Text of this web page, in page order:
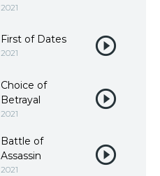
2021
First of Dates
2021
Choice of
Betrayal
2021
Battle of
Assassin
2021